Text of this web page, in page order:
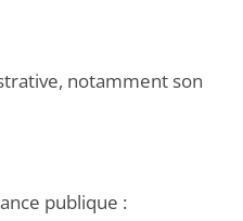
notamment son
publique :